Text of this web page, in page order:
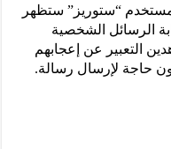
“ستوريز” ستظهر
الرسائل الشخصية
التعبير عن إعجابهم
حاجة لإرسال رسالة.